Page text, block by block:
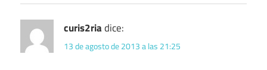
curis2riadice:
13 de agosto de 2013 a las 21:25